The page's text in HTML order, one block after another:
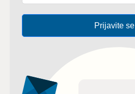
Prijavite se